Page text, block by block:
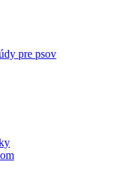
pre psov